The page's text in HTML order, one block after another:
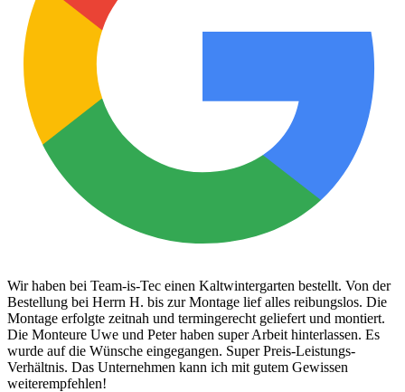
Wir haben bei Team-is-Tec einen Kaltwintergarten bestellt. Von der
Bestellung bei Herrn H. bis zur Montage lief alles reibungslos. Die
Montage erfolgte zeitnah und termingerecht geliefert und montiert.
Die Monteure Uwe und Peter haben super Arbeit hinterlassen. Es
wurde auf die Wünsche eingegangen. Super Preis-Leistungs-
Verhältnis. Das Unternehmen kann ich mit gutem Gewissen
weiterempfehlen!